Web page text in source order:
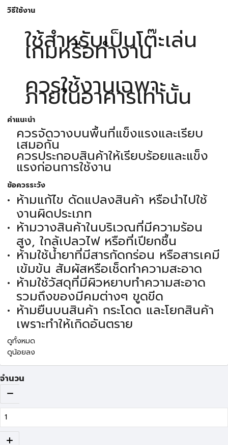
วิธีใช้งาน
ใช้สำหรับเป็นโต๊ะเล่น
เกมหรือทำงาน
ควรใช้งานเฉพาะ
ภายในอาคารเท่านั้น
คำแนะนำ
ควรจัดวางบนพื้นที่แข็งแรงและเรียบ
เสมอกัน
ควรประกอบสินค้าให้เรียบร้อยและแข็ง
แรงก่อนการใช้งาน
ข้อควรระวัง
ห้ามแก้ไข ดัดแปลงสินค้า หรือนำไปใช้
งานผิดประเภท
ห้ามวางสินค้าในบริเวณที่มีความร้อน
สูง, ใกล้เปลวไฟ หรือที่เปียกชื้น
ห้ามใช้น้ำยาที่มีสารกัดกร่อน หรือสารเคมี
เข้มข้น สัมผัสหรือเช็ดทำความสะอาด
ห้ามใช้วัสดุที่มีผิวหยาบทำความสะอาด
รวมถึงของมีคมต่างๆ ขูดขีด
ห้ามยืนบนสินค้า กระโดด และโยกสินค้า
เพราะทำให้เกิดอันตราย
ดูทั้งหมด
ดูน้อยลง
จำนวน